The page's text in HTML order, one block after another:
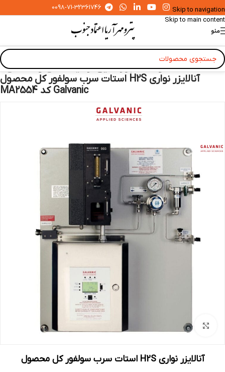
Skip to navigation
Skip to main content
0098-71-32361746
منو
خانه»محصولات»ابزار دقیق آزمایشگاهی و صنعتی»
آنالایزر نواری H2S استات سرب سولفور کل محصول
Galvanic کد MA2554
بزرگنمایی تصویر
آنالایزر نواری H2S استات سرب سولفور کل محصول